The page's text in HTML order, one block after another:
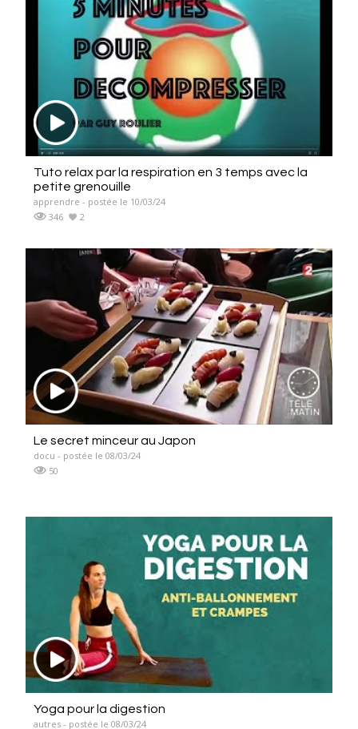
Tuto relax par la respiration en 3 temps avec la
petite grenouille
apprendre - postée le 10/03/24
346
2
Le secret minceur au Japon
docu - postée le 08/03/24
50
Yoga pour la digestion
autres - postée le 08/03/24